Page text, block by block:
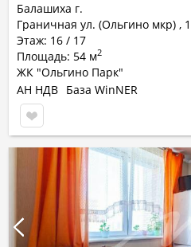
Балашиха г.
Граничная ул. (Ольгино мкр) ,
Этаж: 16 / 17
Площадь: 54 м2
ЖК "Ольгино Парк"
АН НДВ База WinNER